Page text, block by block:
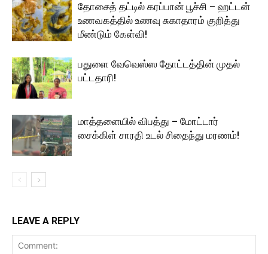
தோசைத் தட்டில் கரப்பான் பூச்சி – ஹட்டன்
உணவகத்தில் உணவு சுகாதாரம் குறித்து
மீண்டும் கேள்வி!
பதுளை வேவெஸ்ஸ தோட்டத்தின் முதல்
பட்டதாரி!
மாத்தளையில் விபத்து – மோட்டார்
சைக்கிள் சாரதி உடல் சிதைந்து மரணம்!
LEAVE A REPLY